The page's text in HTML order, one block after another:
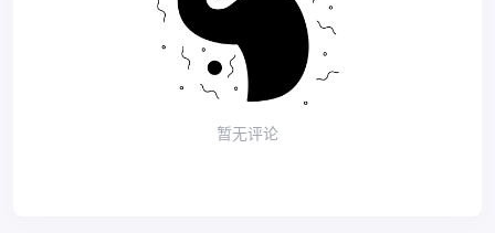
暂无评论